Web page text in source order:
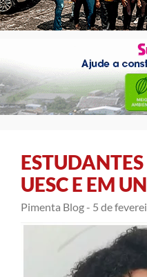
UESC E EM
Pimenta Blog - 5 de